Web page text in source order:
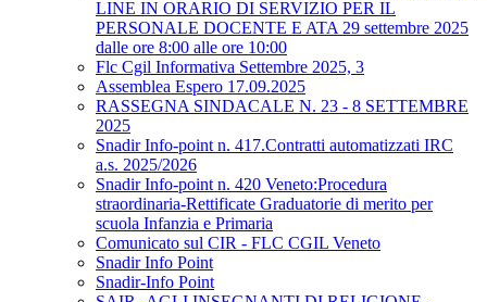
LINE IN ORARIO DI SERVIZIO PER IL
PERSONALE DOCENTE E ATA 29 settembre 2025
dalle ore 8:00 alle ore 10:00
Flc Cgil Informativa Settembre 2025, 3
Assemblea Espero 17.09.2025
RASSEGNA SINDACALE N. 23 - 8 SETTEMBRE
2025
Snadir Info-point n. 417.Contratti automatizzati IRC
a.s. 2025/2026
Snadir Info-point n. 420 Veneto:Procedura
straordinaria-Rettificate Graduatorie di merito per
scuola Infanzia e Primaria
Comunicato sul CIR - FLC CGIL Veneto
Snadir Info Point
Snadir-Info Point